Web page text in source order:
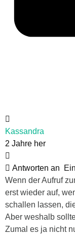
Kassandra
2 Jahre her
Antworten an
Wenn der Aufruf
erst wieder auf,
schallen lassen,
Aber weshalb
Zumal es ja nicht